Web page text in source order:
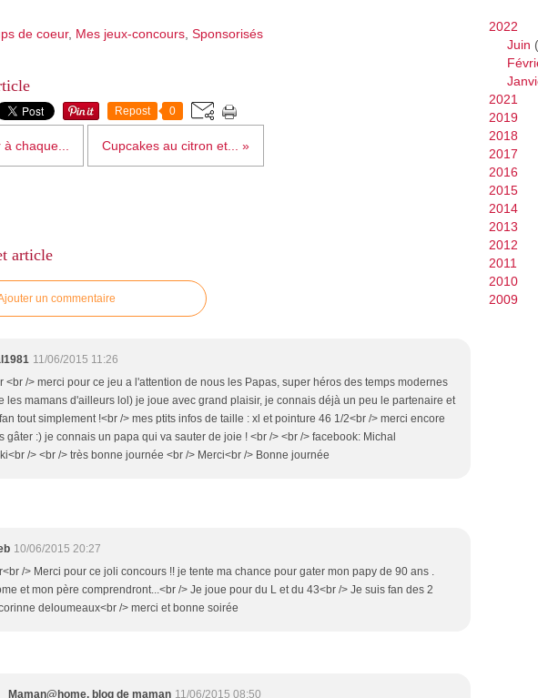
de coeur, Mes jeux-concours Sponsorisés
Repost 0
chaque... Cupcakes au citron et... »
article
un commentaire
11/06/2015 11:26
<br /> merci pour ce jeu a l'attention de nous les Papas, super héros des temps modernes
les mamans d'ailleurs lol) je joue avec grand plaisir, je connais déjà un peu le partenaire et
tout simplement !<br /> mes ptits infos de taille : xl et pointure 46 1/2<br /> merci encore
gâter :) je connais un papa qui va sauter de joie ! <br /> <br /> facebook: Michal
/> <br /> très bonne journée <br /> Merci<br /> Bonne journée
10/06/2015 20:27
/> Merci pour ce joli concours !! je tente ma chance pour gater mon papy de 90 ans .
et mon père comprendront...<br /> Je joue pour du L et du 43<br /> Je suis fan des 2
deloumeaux<br /> merci et bonne soirée
Maman@home, blog de maman 11/06/2015 08:50
2022
Juin
2021
2019
2018
2017
2016
2015
2014
2013
2012
2011
2010
2009